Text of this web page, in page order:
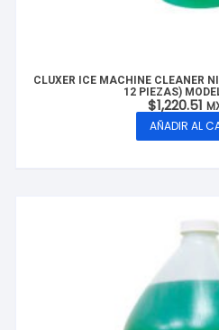
CLUXER ICE MACHINE CLEANER
12 PIEZAS)
$1,220.51
AÑADIR AL